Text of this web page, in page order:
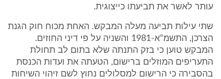
עותר לאשר את תביעתו כייצוגית.
שתי עילות תביעה מעלה המבקש. האחת מכוח חוק הגנת
הצרכן, התשמ”א-1981 והשניה על פי דיני החוזים.
המבקש טוען כי בזק התנתה שלא בתום לב תחולת
התעריפים המוזלים ברישום, הטעתה את ועדות הכנסת
בהסבירה כי הרישום למסלולים נחוץ לשם זיהוי השיחות